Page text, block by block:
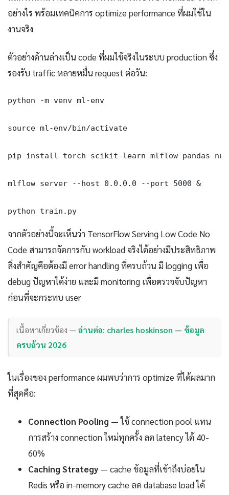
อย่างไร พร้อมเทคนิคการ optimize performance ที่ผมใช้ใน
งานจริง
ตัวอย่างด้านล่างเป็น code ที่ผมใช้จริงในระบบ production ซึ่ง
รองรับ traffic หลายหมื่น request ต่อวัน:
python -m venv ml-env
source ml-env/bin/activate
pip install torch scikit-learn mlflow pandas
mlflow server --host 0.0.0.0 --port 5000 &
python train.py
จากตัวอย่างนี้จะเห็นว่า TensorFlow Serving Low Code No
Code สามารถจัดการกับ workload จริงได้อย่างมีประสิทธิภาพ
สิ่งสำคัญคือต้องมี error handling ที่ครบถ้วน มี logging เพื่อ
debug ปัญหาได้ง่าย และมี monitoring เพื่อตรวจจับปัญหา
ก่อนที่จะกระทบ user
เนื้อหาเกี่ยวข้อง —อ่านต่อ: charles hoskinson — ข้อมูล
ครบถ้วน 2026
ในเรื่องของ performance ผมพบว่าการ optimize ที่ได้ผลมาก
ที่สุดคือ:
Connection Pooling — ใช้ connection pool แทน
การสร้าง connection ใหม่ทุกครั้ง ลด latency ได้ 40-
60%
Caching Strategy — cache ข้อมูลที่เข้าถึงบ่อยใน
Redis หรือ in-memory cache ลด database load ได้